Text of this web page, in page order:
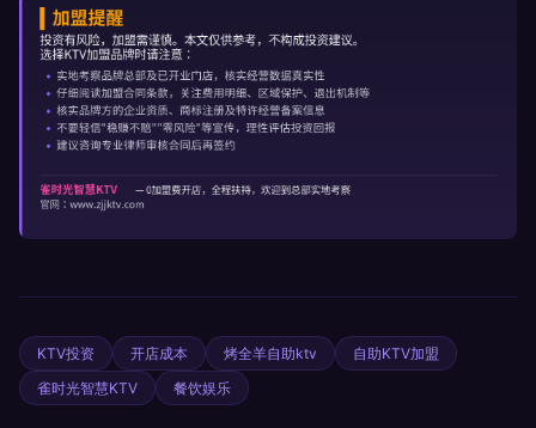
KTV投资 开店成本 烤全羊自助ktv
自助KTV加盟
雀时光智慧KTV
餐饮娱乐